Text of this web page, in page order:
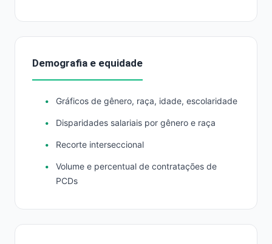
Demografia e equidade
Gráficos de gênero, raça, idade, escolaridade
Disparidades salariais por gênero e raça
Recorte interseccional
Volume e percentual de contratações de
PCDs